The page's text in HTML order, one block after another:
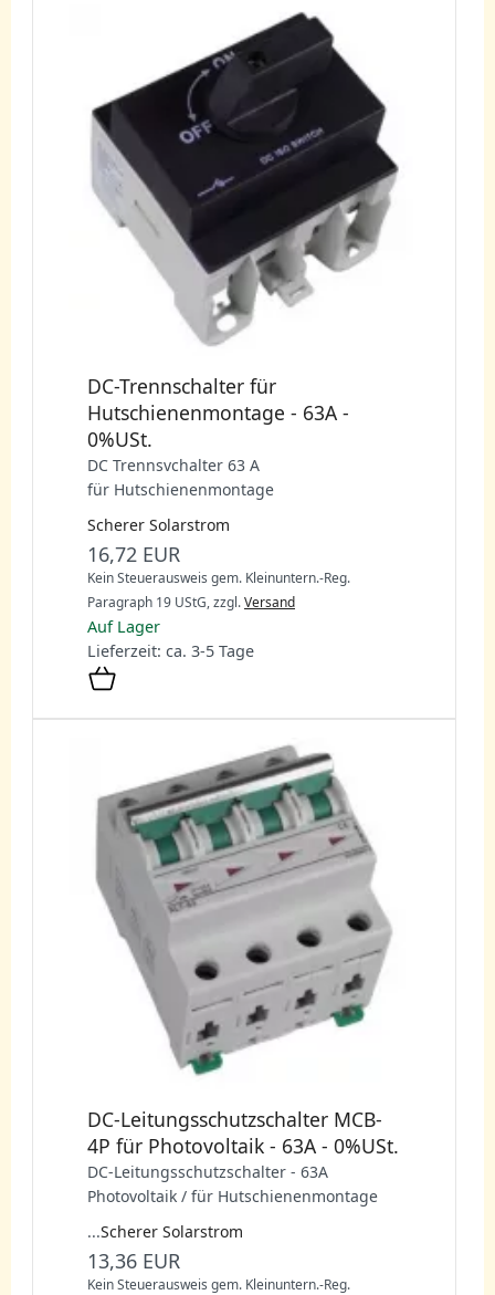
DC-Trennschalter für
Hutschienenmontage - 63A -
0%USt.
DC Trennsvchalter 63 A
für Hutschienenmontage
Scherer Solarstrom
16,72 EUR
Kein Steuerausweis gem. Kleinuntern.-Reg.
Paragraph 19 UStG,zzgl.Versand
Auf Lager
Lieferzeit: ca. 3-5 Tage
DC-Leitungsschutzschalter MCB-
4P für Photovoltaik - 63A - 0%USt.
DC-Leitungsschutzschalter - 63A
Photovoltaik / für Hutschienenmontage
...Scherer Solarstrom
13,36 EUR
Kein Steuerausweis gem. Kleinuntern.-Reg.